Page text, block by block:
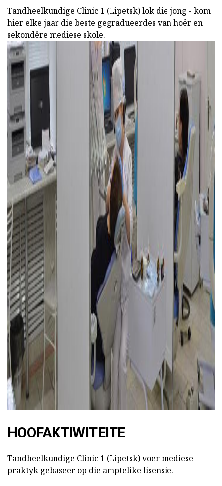
Tandheelkundige Clinic 1 (Lipetsk) lok die jong - kom
hier elke jaar die beste gegradueerdes van hoër en
sekondêre mediese skole.
ad
HOOFAKTIWITEITE
Tandheelkundige Clinic 1 (Lipetsk) voer mediese
praktyk gebaseer op die amptelike lisensie.